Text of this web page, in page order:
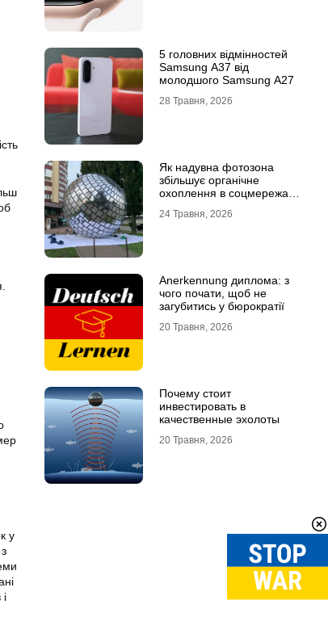
у
5 головних відмінностей
Samsung A37 від
молодшого Samsung A27
28 Травня, 2026
Як надувна фотозона
збільшує органічне
охоплення в соцмережах:
контенту
24 Травня, 2026
Anerkennung диплома: з
чого почати, щоб не
загубитись у бюрократії
20 Травня, 2026
Почему стоит
инвестировать в
качественные эхолоты
20 Травня, 2026